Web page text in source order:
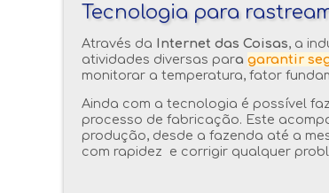
Tecnologia para
Através da Internet das Coisas, a
atividades diversas para garantir
monitorar a temperatura, fator
Ainda com a tecnologia é possível
processo de fabricação. Este
produção, desde a fazenda até a
com rapidez e corrigir qualquer